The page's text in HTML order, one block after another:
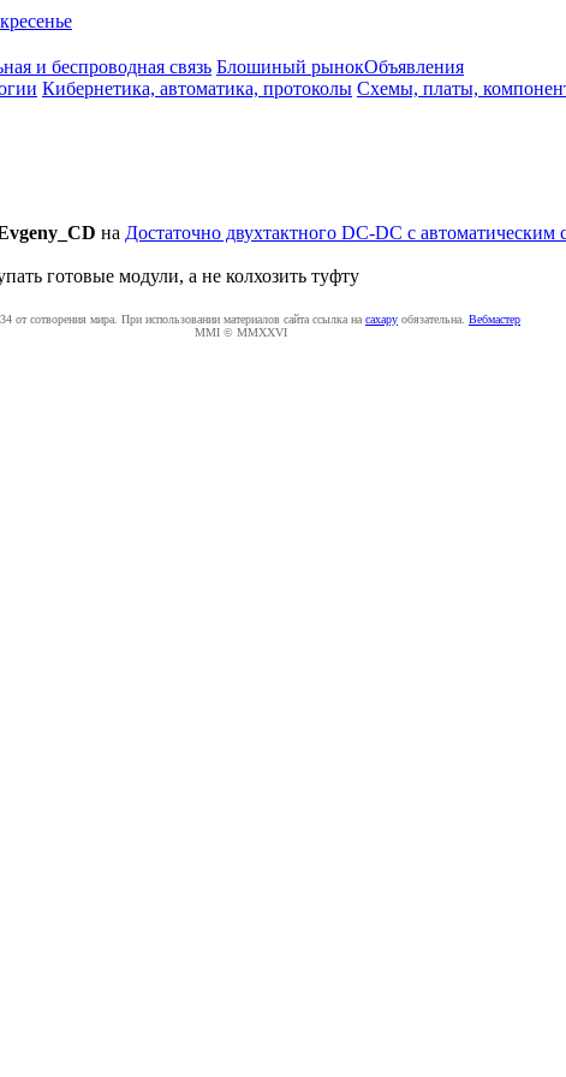
и беспроводная связь Блошиный рынокОбъявления
Кибернетика, автоматика, протоколы Схемы, платы,
на Достаточно двухтактного DC-DC с
готовые модули, а не колхозить туфту
от сотворения мира. При использовании материалов сайта ссылка на caxapу обязательна. Вебмастер
MMI © MMXXVI